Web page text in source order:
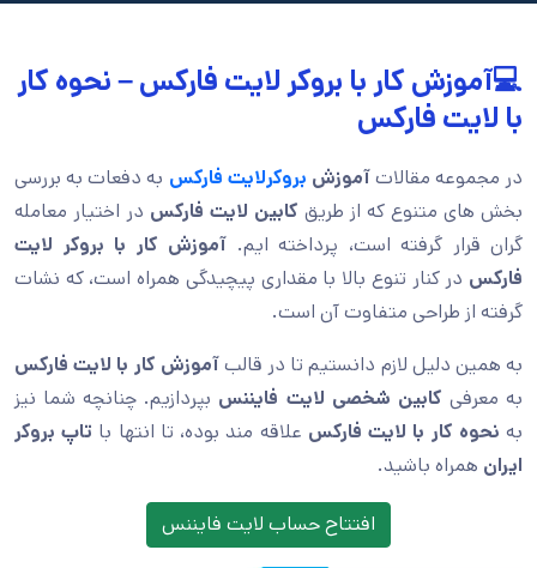
💻آموزش کار با بروکر لایت فارکس – نحوه کار
با لایت فارکس
در مجموعه مقالاتآموزش بروکرلایت فارکس به دفعات به بررسی
بخش های متنوع که از طریق کابین لایت فارکس در اختیار معامله
گران قرار گرفته است، پرداخته ایم. آموزش کار با بروکر لایت
فارکس در کنار تنوع بالا با مقداری پیچیدگی همراه است، که نشات
گرفته از طراحی متفاوت آن است.
به همین دلیل لازم دانستیم تا در قالبآموزش کار با لایت فارکس
به معرفی کابین شخصی لایت فایننس بپردازیم. چنانچه شما نیز
بهنحوه کار با لایت فارکس علاقه مند بوده، تا انتها با تاپ بروکر
ایران همراه باشید.
افتتاح حساب لایت فایننس